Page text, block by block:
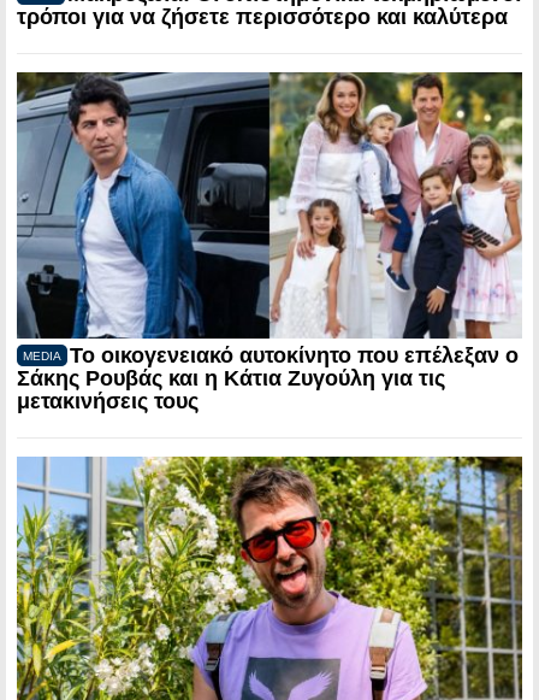
τρόποι για να ζήσετε περισσότερο και καλύτερα
MEDIA
Το οικογενειακό αυτοκίνητο που επέλεξαν ο
Σάκης Ρουβάς και η Κάτια Ζυγούλη για τις
μετακινήσεις τους